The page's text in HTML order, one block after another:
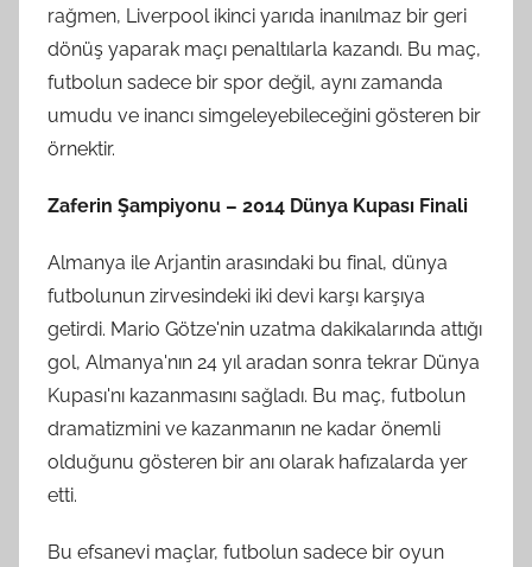
rağmen, Liverpool ikinci yarıda inanılmaz bir geri
dönüş yaparak maçı penaltılarla kazandı. Bu maç,
futbolun sadece bir spor değil, aynı zamanda
umudu ve inancı simgeleyebileceğini gösteren bir
örnektir.
Zaferin Şampiyonu – 2014 Dünya Kupası Finali
Almanya ile Arjantin arasındaki bu final, dünya
futbolunun zirvesindeki iki devi karşı karşıya
getirdi. Mario Götze'nin uzatma dakikalarında attığı
gol, Almanya'nın 24 yıl aradan sonra tekrar Dünya
Kupası'nı kazanmasını sağladı. Bu maç, futbolun
dramatizmini ve kazanmanın ne kadar önemli
olduğunu gösteren bir anı olarak hafızalarda yer
etti.
Bu efsanevi maçlar, futbolun sadece bir oyun